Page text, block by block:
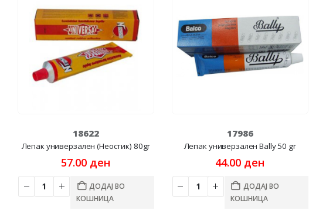
18622
Лепак универзален (Неостик) 80gr
57.00 ден
ДОДАЈ ВО
КОШНИЦА
17986
Лепак универзален Bally 50 gr
44.00 ден
ДОДАЈ ВО
КОШНИЦА